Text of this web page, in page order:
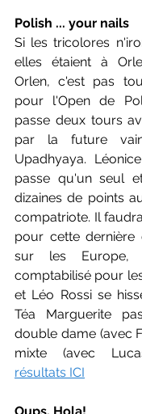
Polish ... your nails
Si les tricolores
elles étaient à
Orlen, c'est pas
pour l'Open de
passe deux tours
par la future
Upadhyaya.
passe qu'un seul
dizaines de points
compatriote. Il
pour cette
sur les Europe,
comptabilisé pour
et Léo Rossi se
Téa Marguerite
double dame (avec
mixte (avec
résultats ICI